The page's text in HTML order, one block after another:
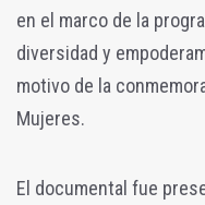
en el marco de la
diversidad y
motivo de la
Mujeres.
El documental fue